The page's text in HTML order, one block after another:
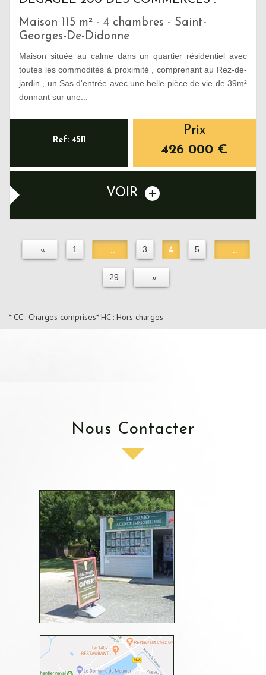
Maison 115 m² - 4 chambres - Saint-
Georges-De-Didonne
Maison située au calme dans un quartier résidentiel avec
toutes les commodités à proximité , comprenant au Rez-de-
jardin , un Sas d'entrée avec une belle pièce de vie de 39m²
donnant sur une...
Ref: 4511
Prix
426 000 €
VOIR
« 1 .. 3 4 5 ..
29 »
* CC : Charges comprises* HC : Hors charges
Nous Contacter